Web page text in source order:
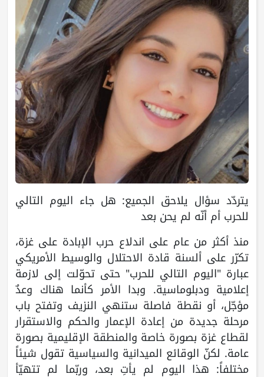
يتردّد سؤال يلاحق الجميع: هل جاء اليوم التالي
للحرب أم أنّه لم يحن بعد
منذ أكثر من عام على اندلاع حرب الإبادة على غزة،
تكرّر على ألسنة قادة الاحتلال والوسيط الأمريكي
عبارة "اليوم التالي للحرب" حتى تحوّلت إلى لازمة
إعلامية ودبلوماسية. وبدا الأمر كأنما هناك وعدٌ
مؤجّل، أو نقطة فاصلة ستنهي النزيف وتفتح باب
مرحلة جديدة من إعادة الإعمار والحكم والاستقرار
لقطاع غزة بصورة خاصة والمنطقة الإقليمية بصورة
عامة. لكنّ الوقائع الميدانية والسياسية تقول شيئاً
مختلفاً: هذا اليوم لم يأتِ بعد، وربّما لم تتهيّأ